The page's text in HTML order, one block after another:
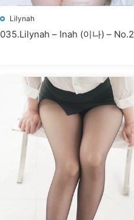
Lilynah
035.Lilynah – Inah (이나) –